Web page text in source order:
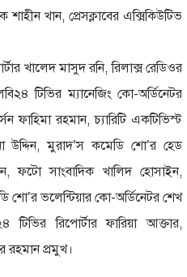
খান, প্রেসক্লাবের এক্সিকিউটিভ
খালেদ মাসুদ রনি, রিলাক্স রেডিওর
টিভির ম্যানেজিং কো-অর্ডিনেটর
ফাহিমা রহমান, চ্যারিটি একটিভিস্ট
মুরাদ’স কমেডি শো’র হেড
ফটো সাংবাদিক খালিদ হোসাইন,
শো’র ভলেন্টিয়ার কো-অর্ডিনেটর শেখ
রিপোর্টার ফারিয়া আক্তার,
রহমান প্রমুখ।